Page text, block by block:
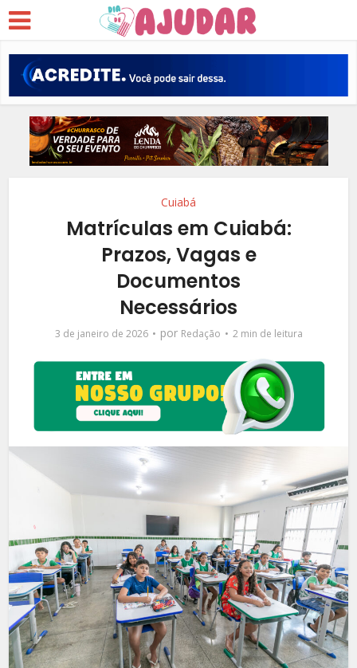
Cuiabá
Matrículas em Cuiabá:
Prazos, Vagas e
Documentos
Necessários
3 de janeiro de 2026 por Redação 2 min de leitura